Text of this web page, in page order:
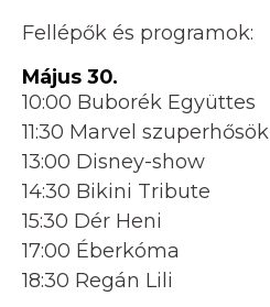
Fellépők és programok:
Május 30.
10:00 Buborék Együttes
11:30 Marvel szuperhősök
13:00 Disney-show
14:30 Bikini Tribute
15:30 Dér Heni
17:00 Éberkóma
18:30 Regán Lili